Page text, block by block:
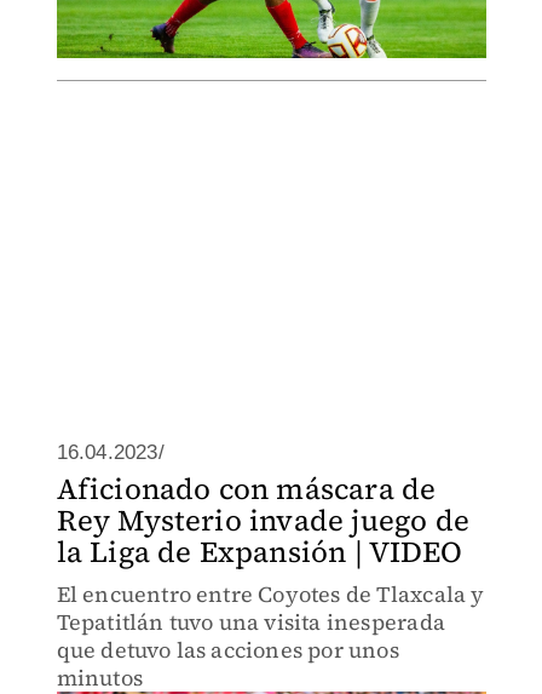
16.04.2023/
Aficionado con máscara de
Rey Mysterio invade juego de
la Liga de Expansión | VIDEO
El encuentro entre Coyotes de Tlaxcala y
Tepatitlán tuvo una visita inesperada
que detuvo las acciones por unos
minutos